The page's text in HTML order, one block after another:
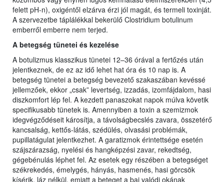
felett pH-n), oxigéntől elzárva érzi jól magát, és termeli toxinját.
A szervezetbe táplálékkal bekerülő Clostridium botulinum
emberről emberre nem terjed.
A betegség tünetei és kezelése
A botulizmus klasszikus tünetei 12–36 órával a fertőzés után
jelentkeznek, de ez az idő lehet hat óra és 10 nap is. A
betegség tünetei a betegség bevezető szakaszában kevéssé
jellemzőek, ekkor „csak” levertség, izzadás, izomfájdalom, hasi
diszkomfort lép fel. A kezdett panaszokat napok múlva követik
specifikusabb tünetek is. Amennyiben a toxin a szemizmok
idegvégződéseit károsítja, a távolságbecslés zavara, összetérő
kancsalság, kettős-látás, szédülés, olvasási problémák,
pupillatágulat jelentkezhet. A garatizmok érintettsége esetén
szájszárazság, nyelési és hangképzési zavar, rekedtség,
gégebénulás léphet fel. Az esetek egy részében a betegséget
székrekedés, émelygés, hányás, hasmenés, hasi görcsök
kísérik, láz nélkül, emiatt a beteget a baj valódi okának